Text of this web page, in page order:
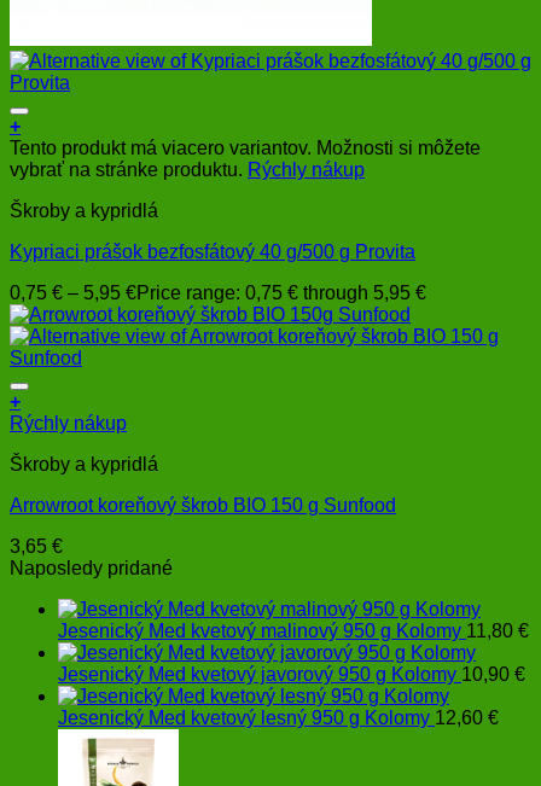
+
Tento produkt má viacero variantov. Možnosti si môžete
vybrať na stránke produktu. Rýchly nákup
Škroby a kypridlá
Kypriaci prášok bezfosfátový 40 g/500 g Provita
0,75 € – 5,95 €Price range: 0,75 € through 5,95 €
+
Rýchly nákup
Škroby a kypridlá
Arrowroot koreňový škrob BIO 150 g Sunfood
3,65 €
Naposledy pridané
Jesenický Med kvetový malinový 950 g Kolomy 11,80 €
Jesenický Med kvetový javorový 950 g Kolomy 10,90 €
Jesenický Med kvetový lesný 950 g Kolomy 12,60 €